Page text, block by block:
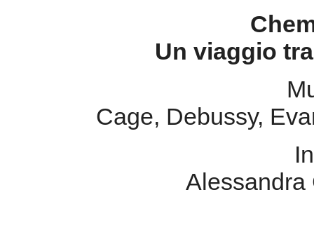
Un viaggio
Cage, Debussy,
Alessandra